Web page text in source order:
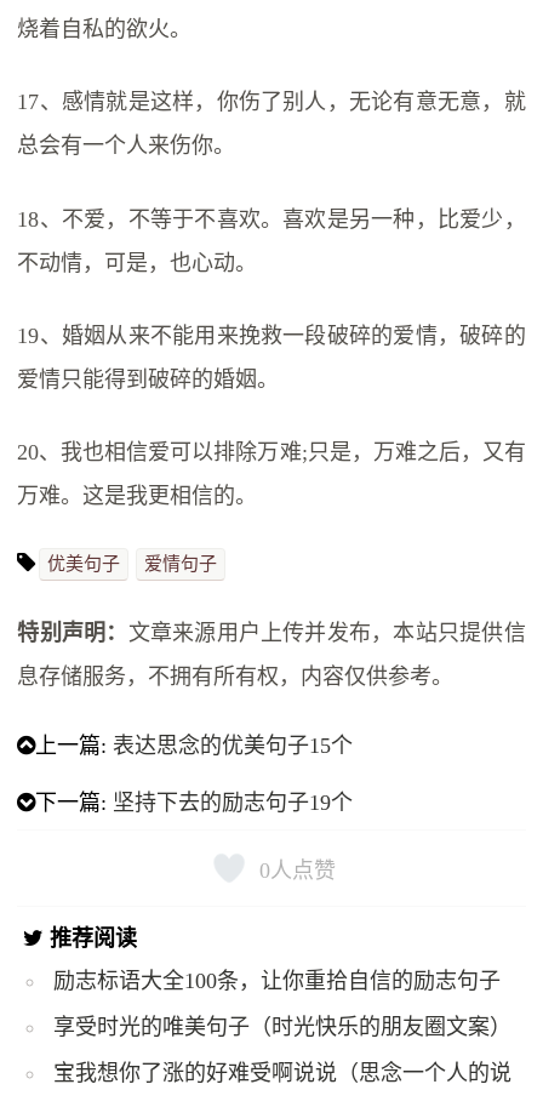
烧着自私的欲火。
17、感情就是这样，你伤了别人，无论有意无意，就
总会有一个人来伤你。
18、不爱，不等于不喜欢。喜欢是另一种，比爱少，
不动情，可是，也心动。
19、婚姻从来不能用来挽救一段破碎的爱情，破碎的
爱情只能得到破碎的婚姻。
20、我也相信爱可以排除万难;只是，万难之后，又有
万难。这是我更相信的。
优美句子 爱情句子
特别声明： 文章来源用户上传并发布，本站只提供信
息存储服务，不拥有所有权，内容仅供参考。
上一篇: 表达思念的优美句子15个
下一篇: 坚持下去的励志句子19个
0 人点赞
推荐阅读
励志标语大全100条，让你重拾自信的励志句子
享受时光的唯美句子（时光快乐的朋友圈文案）
宝我想你了涨的好难受啊说说（思念一个人的说